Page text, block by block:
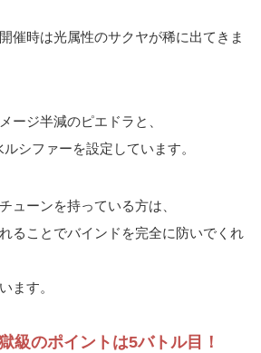
催時は光属性のサクヤが稀に出てきま
ージ半減のピエドラと、
シファーを設定しています。
ューンを持っている方は、
ることでバインドを完全に防いでくれ
ます。
級のポイントは5バトル目！